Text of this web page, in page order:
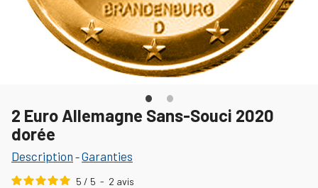
2 Euro Allemagne Sans-Souci 2020
dorée
Description -Garanties
5 / 5 - 2 avis